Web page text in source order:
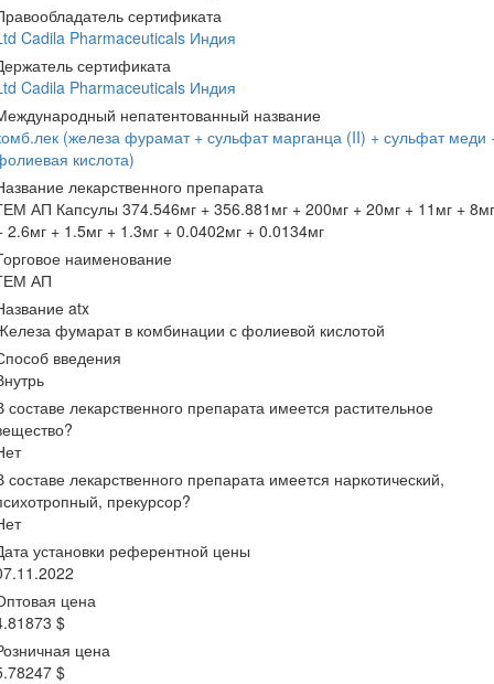
сертификата
Cadila Pharmaceuticals Индия
сертификата
Cadila Pharmaceuticals Индия
непатентованный название
(железа фурамат + сульфат марганца (II) + сульфат меди
кислота)
лекарственного препарата
АП Капсулы 374.546мг + 356.881мг + 200мг + 20мг + 11мг + 8мг
2.6мг + 1.5мг + 1.3мг + 0.0402мг + 0.0134мг
наименование
АП
atx
фумарат в комбинации с фолиевой кислотой
введения
составе лекарственного препарата имеется растительное
составе лекарственного препарата имеется наркотический,
прекурсор?
установки референтной цены
цена
$
цена
$